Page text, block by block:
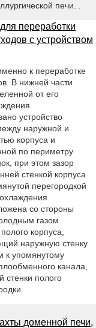
печи. .
переработки
с устройством
к переработке
В нижней части
от его
устройство
наружной и
корпуса и
по периметру
при этом зазор
стенкой корпуса
перегородкой
со стороны
газом
корпуса,
наружную стенку
к упомянутому
канала,
стенки полого
доменной печи,